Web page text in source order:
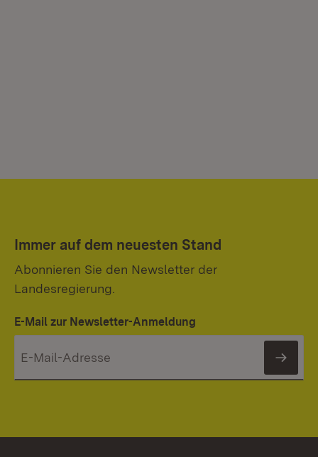
Immer auf dem neuesten Stand
Abonnieren Sie den Newsletter der
Landesregierung.
E-Mail zur Newsletter-Anmeldung